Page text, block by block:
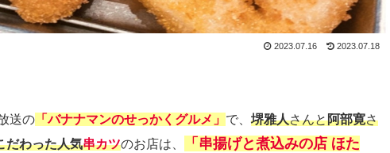
2023.07.16 2023.07.18
送の 「バナナマンのせっかくグルメ」 で、 堺雅人さんと阿部寛さ
だわった人気串カツのお店は、
「串揚げと煮込みの店 ほた